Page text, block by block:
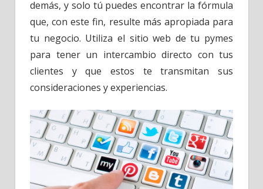
demás, y solo tú puedes encontrar la fórmula
que, con este fin, resulte más apropiada para
tu negocio. Utiliza el sitio web de tu pymes
para tener un intercambio directo con tus
clientes y que estos te transmitan sus
consideraciones y experiencias.